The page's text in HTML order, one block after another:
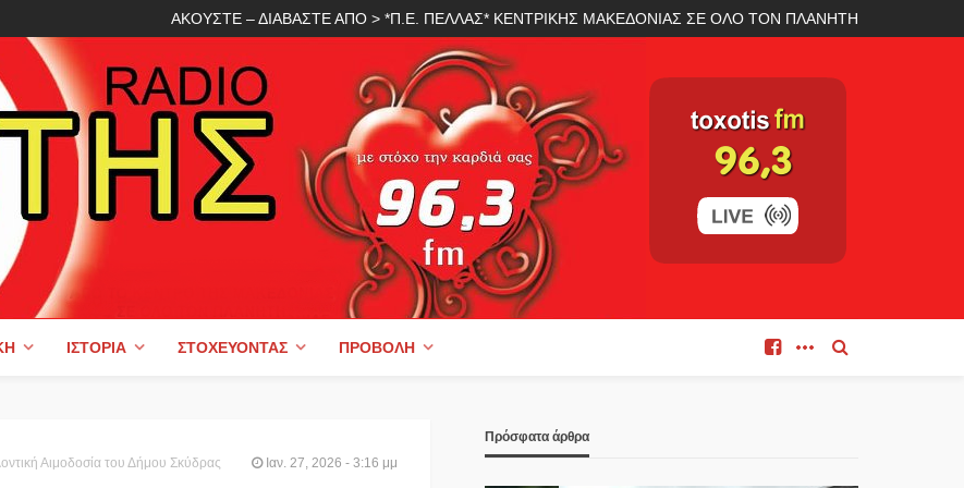
ΑΚΟΥΣΤΕ – ΔΙΑΒΑΣΤΕ ΑΠΟ > *Π.Ε. ΠΕΛΛΑΣ* ΚΕΝΤΡΙΚΗΣ ΜΑΚΕΔΟΝΙΑΣ ΣΕ ΟΛΟ ΤΟΝ ΠΛΑΝΗΤΗ
ΙΣΤΟΡΊΑ ΣΤΟΧΕΎΟΝΤΑΣ ΠΡΟΒΟΛΉ
Αιμοδοσία του Δήμου Σκύδρας Ιαν. 27, 2026 - 3:16 μμ
Πρόσφατα άρθρα